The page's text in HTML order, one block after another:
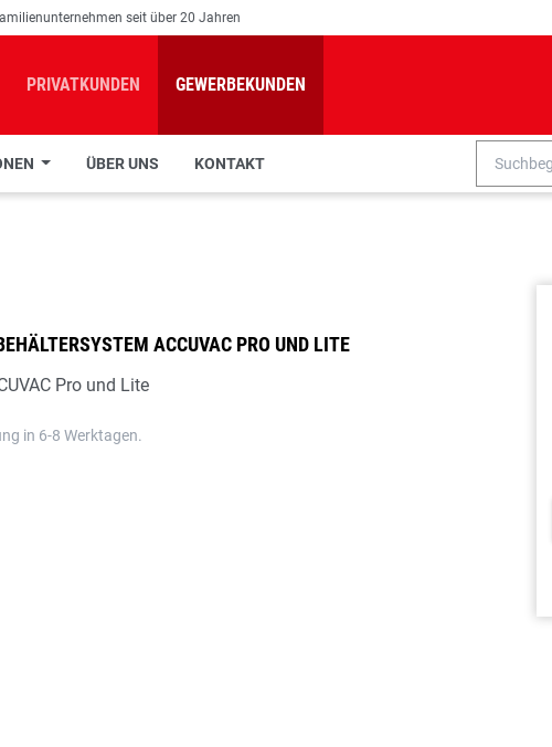
seit über 20 Jahren
PRIVATKUNDEN GEWERBEKUNDEN
ÜBER UNS KONTAKT
ACCUVAC PRO UND LITE
Pro und Lite
in 6-8 Werktagen.